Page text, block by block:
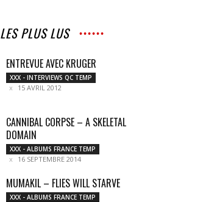
LES PLUS LUS
ENTREVUE AVEC KRUGER
XXX - INTERVIEWS QC TEMP
15 AVRIL 2012
CANNIBAL CORPSE – A SKELETAL
DOMAIN
XXX - ALBUMS FRANCE TEMP
16 SEPTEMBRE 2014
MUMAKIL – FLIES WILL STARVE
XXX - ALBUMS FRANCE TEMP